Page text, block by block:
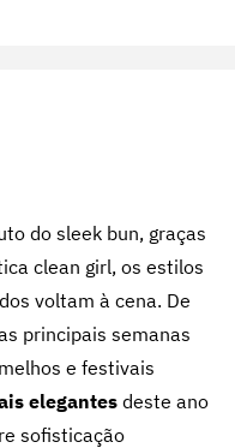
do sleek bun, graças
clean girl, os estilos
voltam à cena. De
principais semanas
e festivais
elegantes deste ano
sofisticação